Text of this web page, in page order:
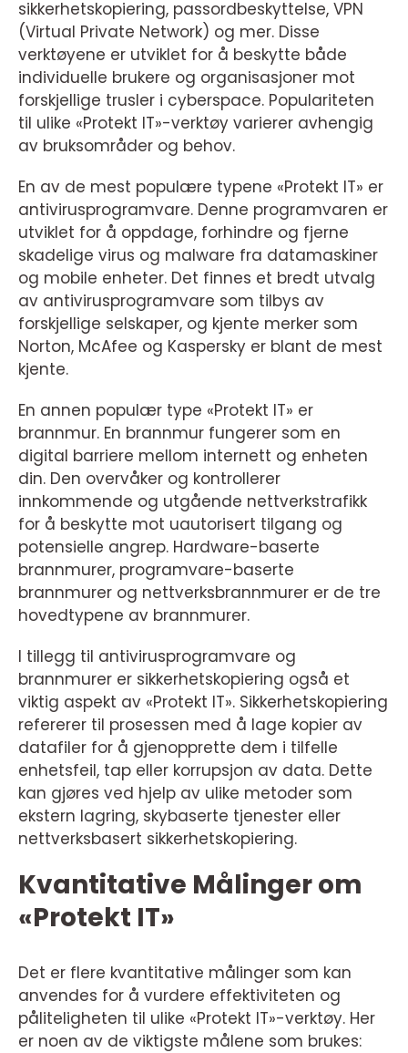
sikkerhetskopiering, passordbeskyttelse, VPN
(Virtual Private Network) og mer. Disse
verktøyene er utviklet for å beskytte både
individuelle brukere og organisasjoner mot
forskjellige trusler i cyberspace. Populariteten
til ulike «Protekt IT»-verktøy varierer avhengig
av bruksområder og behov.
En av de mest populære typene «Protekt IT» er
antivirusprogramvare. Denne programvaren er
utviklet for å oppdage, forhindre og fjerne
skadelige virus og malware fra datamaskiner
og mobile enheter. Det finnes et bredt utvalg
av antivirusprogramvare som tilbys av
forskjellige selskaper, og kjente merker som
Norton, McAfee og Kaspersky er blant de mest
kjente.
En annen populær type «Protekt IT» er
brannmur. En brannmur fungerer som en
digital barriere mellom internett og enheten
din. Den overvåker og kontrollerer
innkommende og utgående nettverkstrafikk
for å beskytte mot uautorisert tilgang og
potensielle angrep. Hardware-baserte
brannmurer, programvare-baserte
brannmurer og nettverksbrannmurer er de tre
hovedtypene av brannmurer.
I tillegg til antivirusprogramvare og
brannmurer er sikkerhetskopiering også et
viktig aspekt av «Protekt IT». Sikkerhetskopiering
refererer til prosessen med å lage kopier av
datafiler for å gjenopprette dem i tilfelle
enhetsfeil, tap eller korrupsjon av data. Dette
kan gjøres ved hjelp av ulike metoder som
ekstern lagring, skybaserte tjenester eller
nettverksbasert sikkerhetskopiering.
Kvantitative Målinger om
«Protekt IT»
Det er flere kvantitative målinger som kan
anvendes for å vurdere effektiviteten og
påliteligheten til ulike «Protekt IT»-verktøy. Her
er noen av de viktigste målene som brukes: